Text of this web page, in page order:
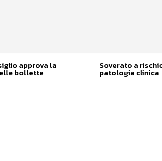
approva la
bollette
Soverato a
patologia clinica